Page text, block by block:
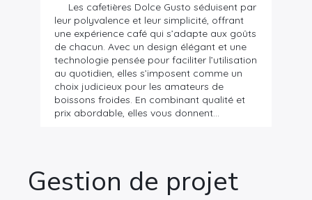
Les cafetières Dolce Gusto séduisent par
leur polyvalence et leur simplicité, offrant
une expérience café qui s’adapte aux goûts
de chacun. Avec un design élégant et une
technologie pensée pour faciliter l’utilisation
au quotidien, elles s’imposent comme un
choix judicieux pour les amateurs de
boissons froides. En combinant qualité et
prix abordable, elles vous donnent…
Gestion de projet